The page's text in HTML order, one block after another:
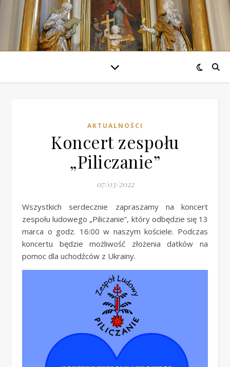
AKTUALNOŚCI
Koncert zespołu
„Piliczanie”
07/03/2022
Wszystkich serdecznie zapraszamy na koncert
zespołu ludowego „Piliczanie”, który odbędzie się 13
marca o godz. 16:00 w naszym kościele. Podczas
koncertu będzie możliwość złożenia datków na
pomoc dla uchodźców z Ukrainy.